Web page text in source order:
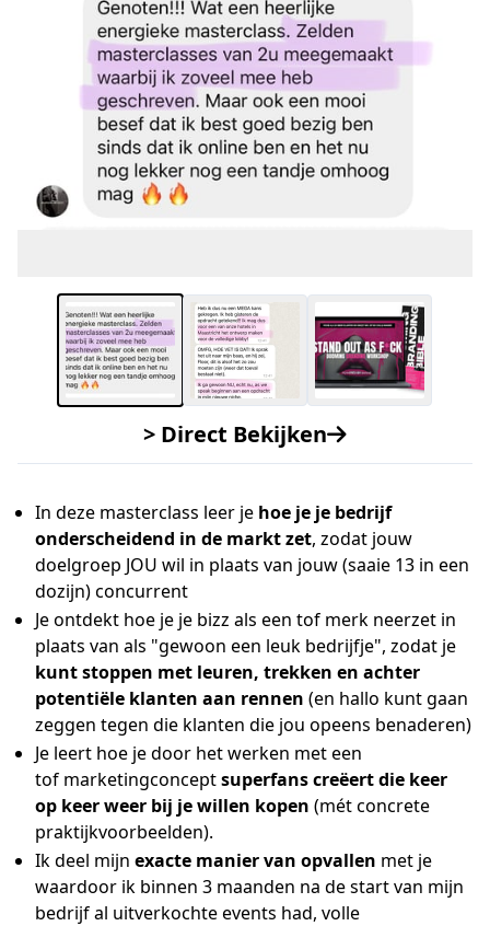
> Direct Bekijken
In deze masterclass leer je hoe je je bedrijf
onderscheidend in de markt zet, zodat jouw
doelgroep JOU wil in plaats van jouw (saaie 13 in een
dozijn) concurrent
Je ontdekt hoe je je bizz als een tof merk neerzet in
plaats van als "gewoon een leuk bedrijfje", zodat je
kunt stoppen met leuren, trekken en achter
potentiële klanten aan rennen (en hallo kunt gaan
zeggen tegen die klanten die jou opeens benaderen)
Je leert hoe je door het werken met een
tof marketingconceptsuperfans creëert die keer
op keer weer bij je willen kopen (mét concrete
praktijkvoorbeelden).
Ik deel mijn exacte manier van opvallen met je
waardoor ik binnen 3 maanden na de start van mijn
bedrijf al uitverkochte events had, volle